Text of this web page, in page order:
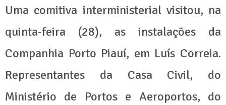
Uma comitiva interministerial visitou, na
quinta-feira (28), as instalações da
Companhia Porto Piauí, em Luís Correia.
Representantes da Casa Civil, do
Ministério de Portos e Aeroportos, do